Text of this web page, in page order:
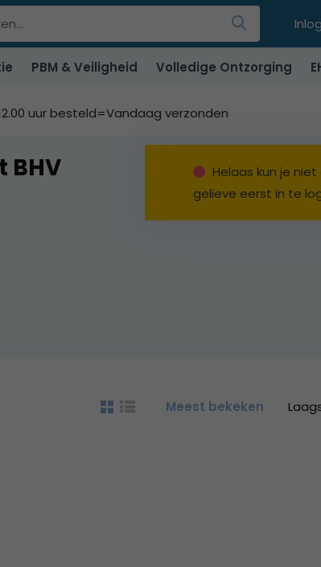
PBM & Veiligheid Volledige Ontzorging
uur besteld=Vandaag verzonden
Helaas kun je
gelieve eerst in te
Meest bekeken